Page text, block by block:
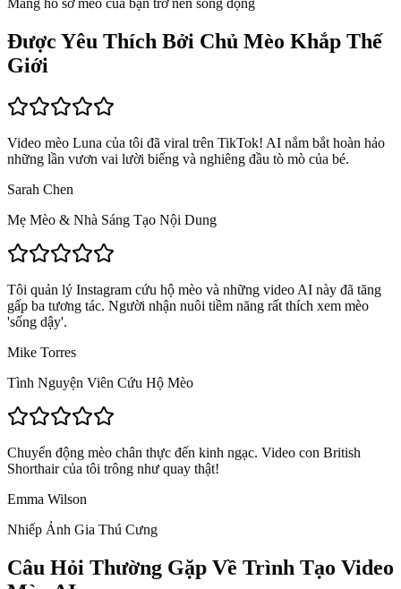
Mang hồ sơ mèo của bạn trở nên sống động
Được Yêu Thích Bởi Chủ Mèo Khắp Thế
Giới
Video mèo Luna của tôi đã viral trên TikTok! AI nắm bắt hoàn hảo
những lần vươn vai lười biếng và nghiêng đầu tò mò của bé.
Sarah Chen
Mẹ Mèo & Nhà Sáng Tạo Nội Dung
Tôi quản lý Instagram cứu hộ mèo và những video AI này đã tăng
gấp ba tương tác. Người nhận nuôi tiềm năng rất thích xem mèo
'sống dậy'.
Mike Torres
Tình Nguyện Viên Cứu Hộ Mèo
Chuyển động mèo chân thực đến kinh ngạc. Video con British
Shorthair của tôi trông như quay thật!
Emma Wilson
Nhiếp Ảnh Gia Thú Cưng
Câu Hỏi Thường Gặp Về Trình Tạo Video